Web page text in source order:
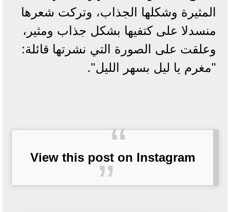
المثيرة وشكلها الجذاب، وتركت شعرها
منسدلا على كتفيها بشكل جذاب ومثير،
وعلقت على الصورة التي نشرتها قائلة:
"مغرم يا ليل بسهر الليل".
View this post on Instagram